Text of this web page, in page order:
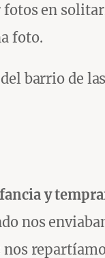
en
foto.
barrio de
y
nos